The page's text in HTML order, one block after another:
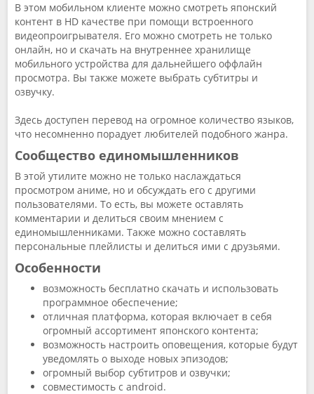
В этом мобильном клиенте можно смотреть японский
контент в HD качестве при помощи встроенного
видеопроигрывателя. Его можно смотреть не только
онлайн, но и скачать на внутреннее хранилище
мобильного устройства для дальнейшего оффлайн
просмотра. Вы также можете выбрать субтитры и
озвучку.
Здесь доступен перевод на огромное количество языков,
что несомненно порадует любителей подобного жанра.
Сообщество единомышленников
В этой утилите можно не только наслаждаться
просмотром аниме, но и обсуждать его с другими
пользователями. То есть, вы можете оставлять
комментарии и делиться своим мнением с
единомышленниками. Также можно составлять
персональные плейлисты и делиться ими с друзьями.
Особенности
возможность бесплатно скачать и использовать
программное обеспечение;
отличная платформа, которая включает в себя
огромный ассортимент японского контента;
возможность настроить оповещения, которые будут
уведомлять о выходе новых эпизодов;
огромный выбор субтитров и озвучки;
совместимость с android.